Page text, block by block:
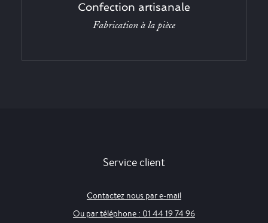
Confection artisanale
Fabrication à la pièce
Service client
Contactez nous par e-mail
Ou par téléphone : 01 44 19 74 96